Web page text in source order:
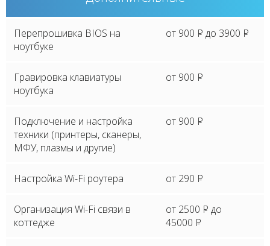
Перепрошивка BIOS на
ноутбуке
от 900 P до 3900 P
Гравировка клавиатуры
ноутбука
от 900 P
Подключение и настройка
техники (принтеры, сканеры,
МФУ, плазмы и другие)
от 900 P
Настройка Wi-Fi роутера от 290 P
Организация Wi-Fi связи в
коттедже
от 2500 P до
45000 P